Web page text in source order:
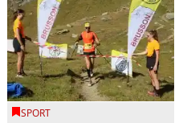
SPORT